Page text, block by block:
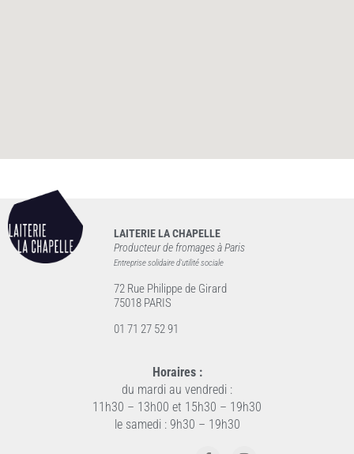
LAITERIE LA CHAPELLE
Producteur de fromages à Paris
Entreprise solidaire d’utilité sociale
72 Rue Philippe de Girard
75018 PARIS
01 71 27 52 91
Horaires :
du mardi au vendredi :
11h30 – 13h00 et 15h30 – 19h30
le samedi : 9h30 – 19h30